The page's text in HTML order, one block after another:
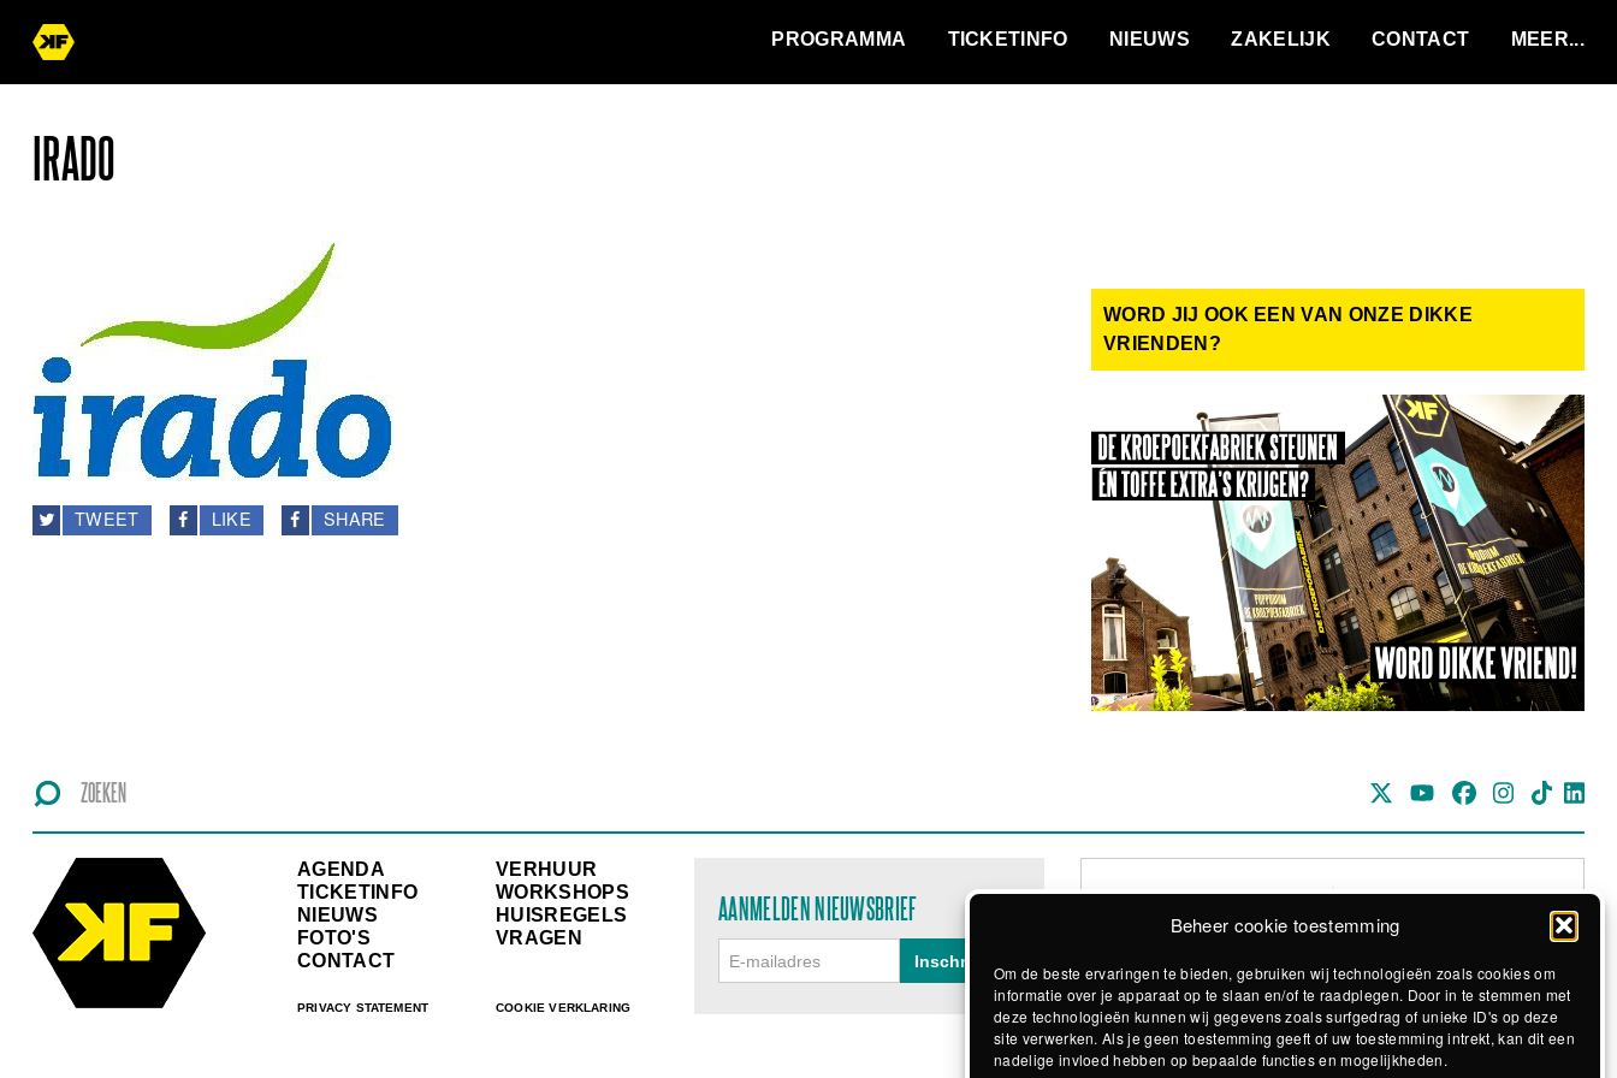
Beheer cookie toestemming
Om de beste ervaringen te bieden, gebruiken wij technologieën zoals cookies om
informatie over je apparaat op te slaan en/of te raadplegen. Door in te stemmen met
deze technologieën kunnen wij gegevens zoals surfgedrag of unieke ID's op deze
site verwerken. Als je geen toestemming geeft of uw toestemming intrekt, kan dit een
nadelige invloed hebben op bepaalde functies en mogelijkheden.
PROGRAMMA TICKETINFO NIEUWS ZAKELIJK CONTACT
IRADO
TWEET LIKE SHARE
WORD JIJ OOK EEN VAN ONZE DIKKE
VRIENDEN?
AGENDA
TICKETINFO
NIEUWS
FOTO'S
CONTACT
PRIVACY STATEMENT
VERHUUR
WORKSHOPS
HUISREGELS
VRAGEN
COOKIE VERKLARING
AANMELDEN NIEUWSBRIEF
Realisatie The MindOffice